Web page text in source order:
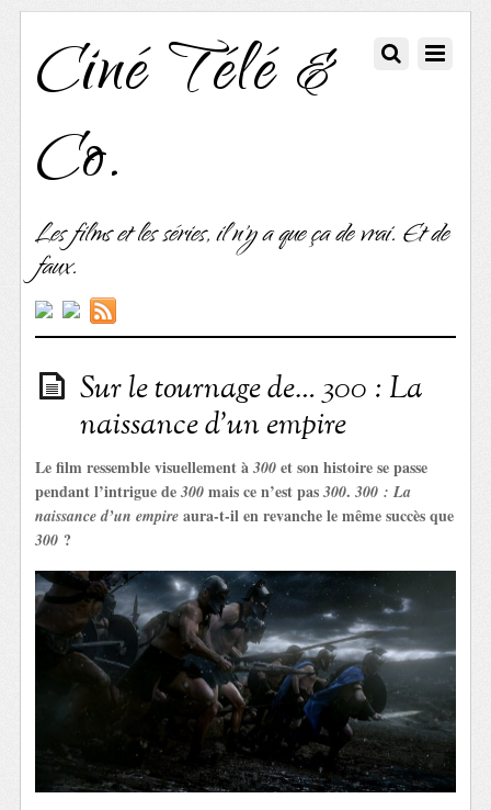
Ciné Télé &
Co.
Les films et les séries, il n'y a que ça de vrai. Et de
faux.
Sur le tournage de… 300 : La
naissance d’un empire
Le film ressemble visuellement à300 et son histoire se passe
pendant l’intrigue de300 mais ce n’est pas300.300 : La
naissance d’un empire aura-t-il en revanche le même succès que
300 ?